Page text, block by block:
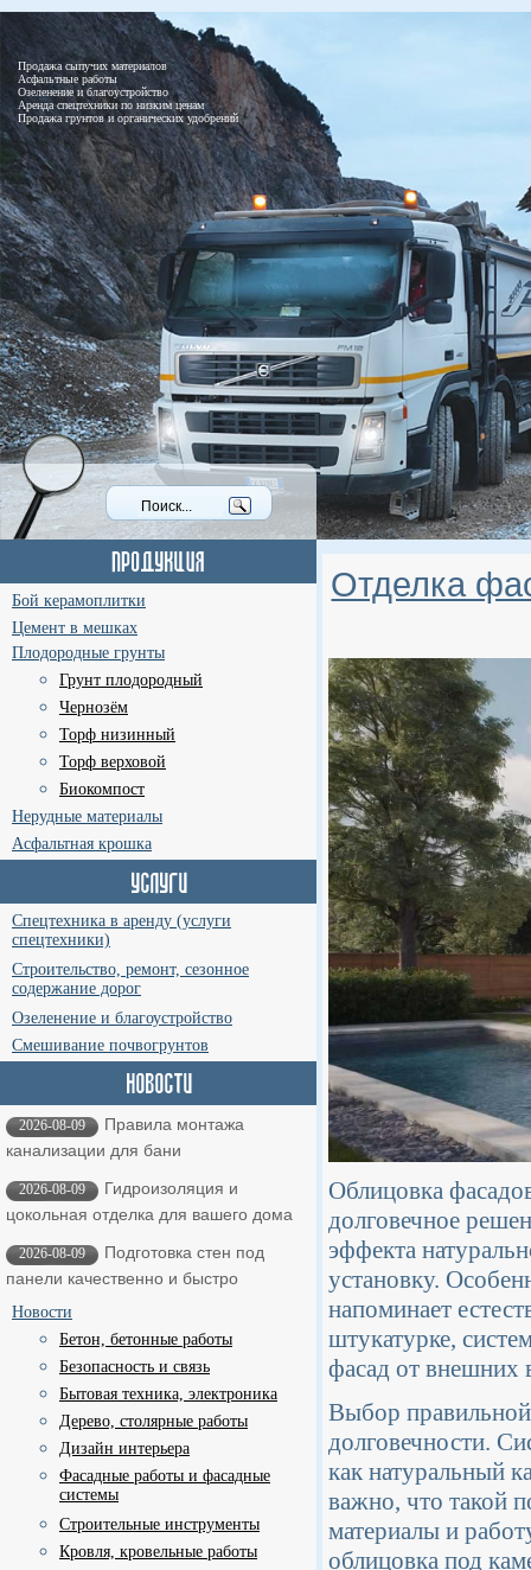
Продажа сыпучих материалов
Асфальтные работы
Озеленение и благоустройство
Аренда спецтехники по низким ценам
Продажа грунтов и органических удобрений
Бой керамоплитки
Цемент в мешках
Плодородные грунты
Грунт плодородный
Чернозём
Торф низинный
Торф верховой
Биокомпост
Нерудные материалы
Асфальтная крошка
Спецтехника в аренду (услуги
спецтехники)
Строительство, ремонт, сезонное
содержание дорог
Озеленение и благоустройство
Смешивание почвогрунтов
2026-08-09
Правила монтажа
канализации для бани
2026-08-09
Гидроизоляция и
цокольная отделка для вашего дома
2026-08-09
Подготовка стен под
панели качественно и быстро
Новости
Бетон, бетонные работы
Безопасность и связь
Бытовая техника, электроника
Дерево, столярные работы
Дизайн интерьера
Фасадные работы и фасадные
системы
Строительные инструменты
Кровля, кровельные работы
Отделка
Облицовка
долговечное
эффекта
установку.
напоминает
штукатурке,
фасад от внешних
Выбор правильной
долговечности.
как натуральный
важно, что такой
материалы и
облицовка под